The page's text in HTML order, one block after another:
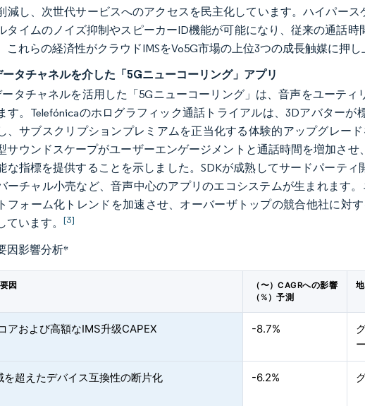
減し、次世代サービスへのアクセスを民主化しています。ハイパー
タイムのノイズ抑制やスピーカーID機能が可能になり、従来の通話
これらの経済性がクラウドIMSをVo5G市場の上位3つの成長触媒に押し
ータチャネルを介した「5Gニューコーリング」アプリ
ータチャネルを活用した「5Gニューコーリング」は、音声をユーテ
す。Telefónicaのホログラフィック通話トライアルは、3Dアバター
、サブスクリプションプレミアムを正当化する体験的アップグレー
サウンドスケープがユーザーエンゲージメントと通話時間を増加さ
な指標を提供することを示しました。SDKが成熟してサードパーテ
ーチャル小売など、音声中心のアプリのエコシステムが生まれます
フォーム化トレンドを加速させ、オーバーザトップの競合他社に対
ています。[3]
因影響分析*
因
（〜）CAGRへの影響
（%）予測
アおよび高額なIMS升级CAPEX -8.7%
を超えたデバイス互換性の断片化 -6.2%